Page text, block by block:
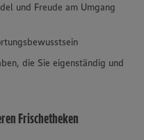
und Freude am Umgang
die Sie eigenständig und
Frischetheken